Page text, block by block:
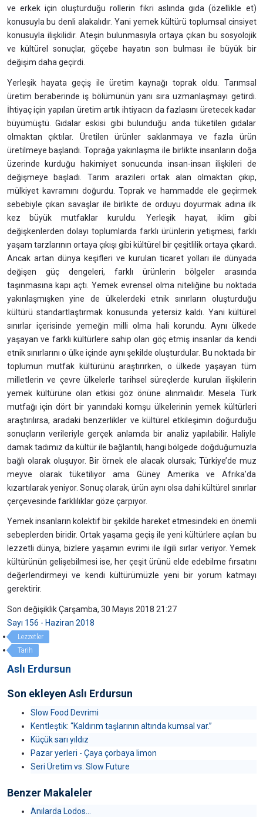
ve erkek için oluşturduğu rollerin fikri aslında gıda (özellikle et)
konusuyla bu denli alakalıdır. Yani yemek kültürü toplumsal cinsiyet
konusuyla ilişkilidir. Ateşin bulunmasıyla ortaya çıkan bu sosyolojik
ve kültürel sonuçlar, göçebe hayatın son bulması ile büyük bir
değişim daha geçirdi.
Yerleşik hayata geçiş ile üretim kaynağı toprak oldu. Tarımsal
üretim beraberinde iş bölümünün yanı sıra uzmanlaşmayı getirdi.
İhtiyaç için yapılan üretim artık ihtiyacın da fazlasını üretecek kadar
büyümüştü. Gıdalar eskisi gibi bulunduğu anda tüketilen gıdalar
olmaktan çıktılar. Üretilen ürünler saklanmaya ve fazla ürün
üretilmeye başlandı. Toprağa yakınlaşma ile birlikte insanların doğa
üzerinde kurduğu hakimiyet sonucunda insan-insan ilişkileri de
değişmeye başladı. Tarım arazileri ortak alan olmaktan çıkıp,
mülkiyet kavramını doğurdu. Toprak ve hammadde ele geçirmek
sebebiyle çıkan savaşlar ile birlikte de orduyu doyurmak adına ilk
kez büyük mutfaklar kuruldu. Yerleşik hayat, iklim gibi
değişkenlerden dolayı toplumlarda farklı ürünlerin yetişmesi, farklı
yaşam tarzlarının ortaya çıkışı gibi kültürel bir çeşitlilik ortaya çıkardı.
Ancak artan dünya keşifleri ve kurulan ticaret yolları ile dünyada
değişen güç dengeleri, farklı ürünlerin bölgeler arasında
taşınmasına kapı açtı. Yemek evrensel olma niteliğine bu noktada
yakınlaşmışken yine de ülkelerdeki etnik sınırların oluşturduğu
kültürü standartlaştırmak konusunda yetersiz kaldı. Yani kültürel
sınırlar içerisinde yemeğin milli olma hali korundu. Aynı ülkede
yaşayan ve farklı kültürlere sahip olan göç etmiş insanlar da kendi
etnik sınırlarını o ülke içinde aynı şekilde oluşturdular. Bu noktada bir
toplumun mutfak kültürünü araştırırken, o ülkede yaşayan tüm
milletlerin ve çevre ülkelerle tarihsel süreçlerde kurulan ilişkilerin
yemek kültürüne olan etkisi göz önüne alınmalıdır. Mesela Türk
mutfağı için dört bir yanındaki komşu ülkelerinin yemek kültürleri
araştırılırsa, aradaki benzerlikler ve kültürel etkileşimin doğurduğu
sonuçların verileriyle gerçek anlamda bir analiz yapılabilir. Haliyle
damak tadımız da kültür ile bağlantılı, hangi bölgede doğduğumuzla
bağlı olarak oluşuyor. Bir örnek ele alacak olursak; Türkiye’de muz
meyve olarak tüketiliyor ama Güney Amerika ve Afrika’da
kızartılarak yeniyor. Sonuç olarak, ürün aynı olsa dahi kültürel sınırlar
çerçevesinde farklılıklar göze çarpıyor.
Yemek insanların kolektif bir şekilde hareket etmesindeki en önemli
sebeplerden biridir. Ortak yaşama geçiş ile yeni kültürlere açılan bu
lezzetli dünya, bizlere yaşamın evrimi ile ilgili sırlar veriyor. Yemek
kültürünün gelişebilmesi ise, her çeşit ürünü elde edebilme fırsatını
değerlendirmeyi ve kendi kültürümüzle yeni bir yorum katmayı
gerektirir.
Son değişiklik Çarşamba, 30 Mayıs 2018 21:27
Sayı 156 - Haziran 2018
Lezzetler
Tarih
Aslı Erdursun
Son ekleyen Aslı Erdursun
Slow Food Devrimi
Kentleştik: “Kaldırım taşlarının altında kumsal var.”
Küçük sarı yıldız
Pazar yerleri - Çaya çorbaya limon
Seri Üretim vs. Slow Future
Benzer Makaleler
Anılarda Lodos…